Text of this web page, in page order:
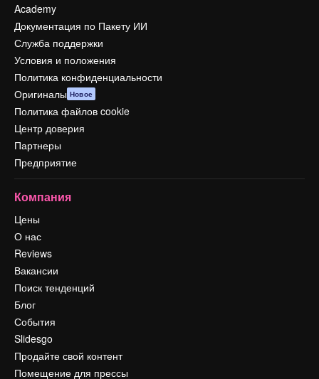
Academy
Документация по Пакету ИИ
Служба поддержки
Условия и положения
Политика конфиденциальности
Оригиналы Новое
Политика файлов cookie
Центр доверия
Партнеры
Предприятие
Компания
Цены
О нас
Reviews
Вакансии
Поиск тенденций
Блог
События
Slidesgo
Продайте свой контент
Помещение для прессы